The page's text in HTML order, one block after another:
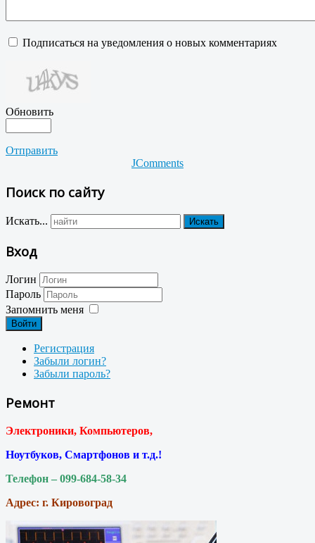
Подписаться на уведомления о новых комментариях
Обновить
Отправить
JComments
Поиск по сайту
Искать... Искать
Вход
Логин
Пароль
Запомнить меня
Войти
Регистрация
Забыли логин?
Забыли пароль?
Ремонт
Электроники, Компьютеров,
Ноутбуков, Смартфонов и т.д.!
Телефон – 099-684-58-34
Адрес: г. Кировоград